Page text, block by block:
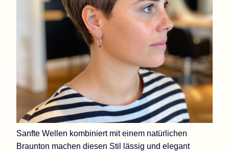
Sanfte Wellen kombiniert mit einem natürlichen
Braunton machen diesen Stil lässig und elegant